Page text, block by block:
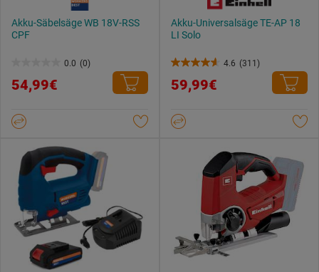
Akku-Säbelsäge WB 18V-RSS
CPF
0.0 (0)
von
Sternen.
54,99€
Akku-Universalsäge TE-AP 18
LI Solo
4.6 (311)
4.6
von
Sternen.
Bewertungen
59,99€